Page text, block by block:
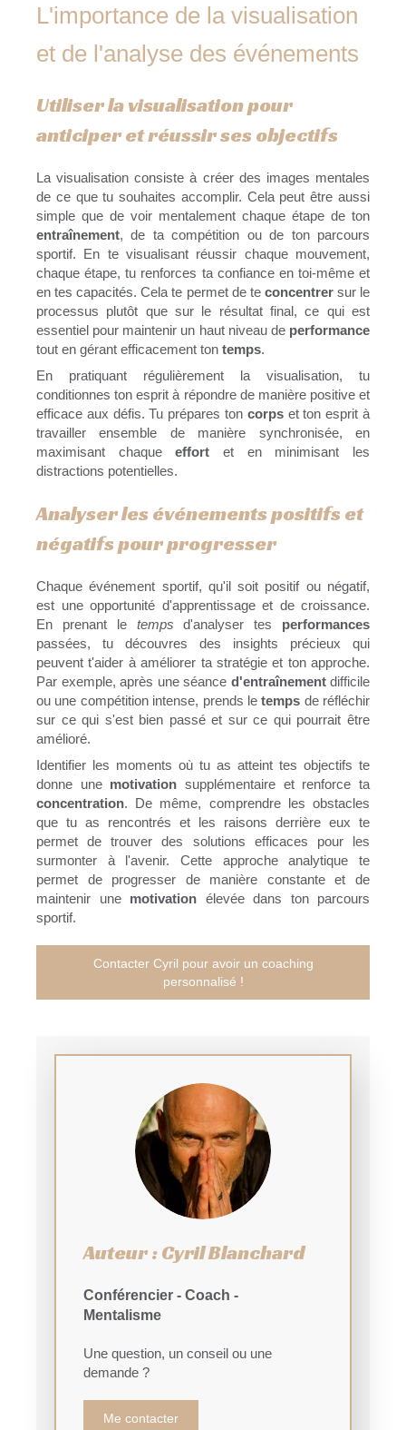
L'importance de la visualisation
et de l'analyse des événements
Utiliser la visualisation pour
anticiper et réussir ses objectifs
La visualisation consiste à créer des images mentales
de ce que tu souhaites accomplir. Cela peut être aussi
simple que de voir mentalement chaque étape de ton
entraînement, de ta compétition ou de ton parcours
sportif. En te visualisant réussir chaque mouvement,
chaque étape, tu renforces ta confiance en toi-même et
en tes capacités. Cela te permet de te concentrer sur le
processus plutôt que sur le résultat final, ce qui est
essentiel pour maintenir un haut niveau de performance
tout en gérant efficacement ton temps.
En pratiquant régulièrement la visualisation, tu
conditionnes ton esprit à répondre de manière positive et
efficace aux défis. Tu prépares ton corps et ton esprit à
travailler ensemble de manière synchronisée, en
maximisant chaqueeffortet en minimisant les
distractions potentielles.
Analyser les événements positifs et
négatifs pour progresser
Chaque événement sportif, qu'il soit positif ou négatif,
est une opportunité d'apprentissage et de croissance.
En prenant le temps d'analyser tes performances
passées, tu découvres des insights précieux qui
peuvent t'aider à améliorer ta stratégie et ton approche.
Par exemple, après une séance d'entraînement difficile
ou une compétition intense, prends letemps de réfléchir
sur ce qui s'est bien passé et sur ce qui pourrait être
amélioré.
Identifier les moments où tu as atteint tes objectifs te
donne une motivationsupplémentaire et renforce ta
concentration. De même, comprendre les obstacles
que tu as rencontrés et les raisons derrière eux te
permet de trouver des solutions efficaces pour les
surmonter à l'avenir. Cette approche analytique te
permet de progresser de manière constante et de
maintenir une motivation élevée dans ton parcours
sportif.
Contacter Cyril pour avoir un coaching
personnalisé !
Auteur : Cyril Blanchard
Conférencier - Coach -
Mentalisme
Une question, un conseil ou une
demande ?
Me contacter